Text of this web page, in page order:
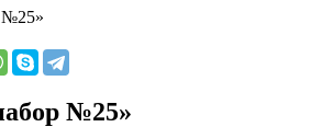
№25»
№25»